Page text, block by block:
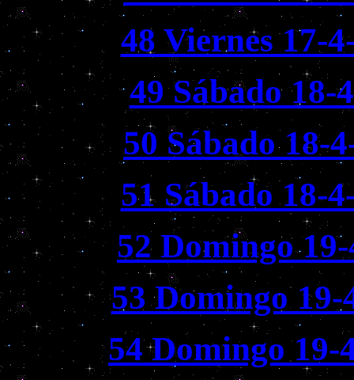
48 Viernes 17-
49 Sábado
50 Sábado 18-
51 Sábado 18-
52 Domingo
53 Domingo
54 Domingo 19-